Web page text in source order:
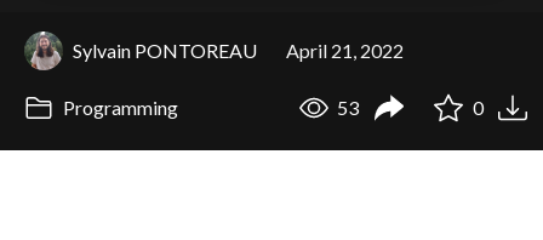
Sylvain PONTOREAU April 21, 2022
Programming 53 0